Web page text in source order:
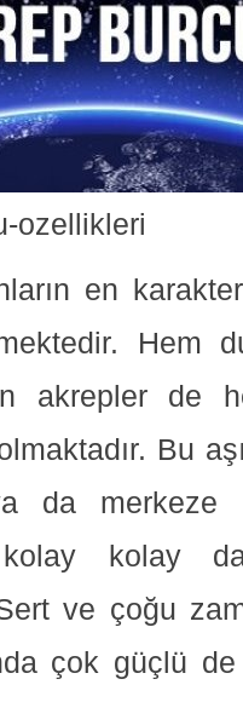
ozellikleri
en
akrepler de
Bu
da merkeze
kolay da
ve çoğu
çok güçlü